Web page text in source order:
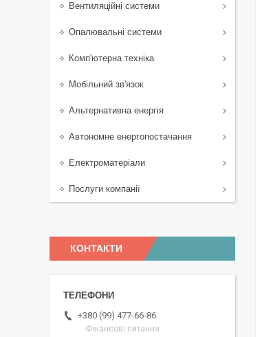
Вентиляційні системи
Опалювальні системи
Комп'ютерна техніка
Мобільний зв'язок
Альтернативна енергія
Автономне енергопостачання
Електроматеріали
Послуги компанії
КОНТАКТИ
+380 (99) 477-66-86
Фінансові питання